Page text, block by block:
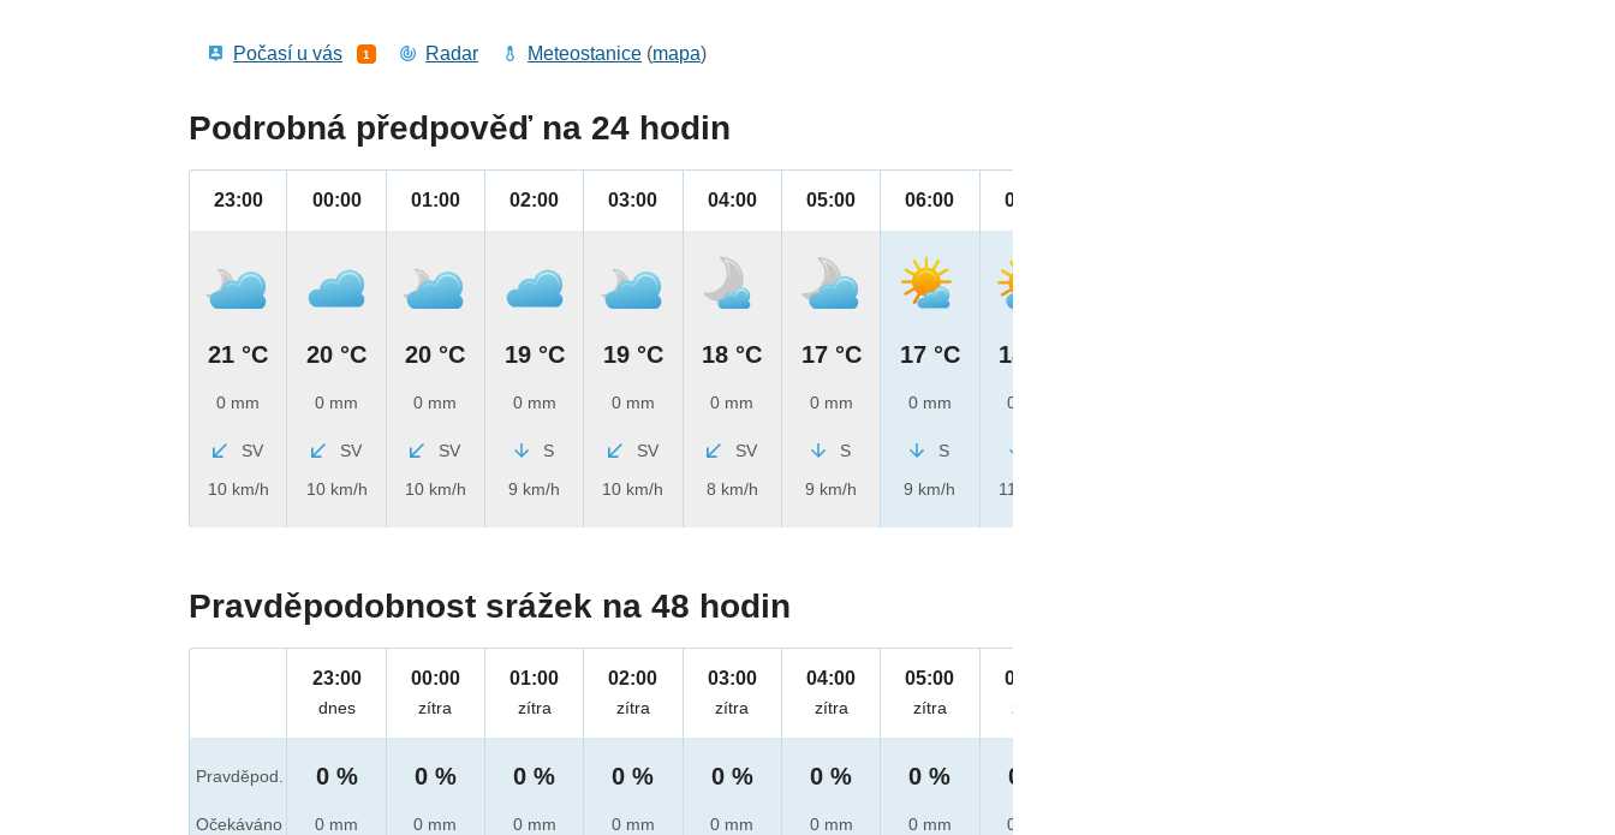
Počasí u vás 1 Radar Meteostanice (mapa)
Podrobná předpověď na 24 hodin
23:00
21 °C
0 mm
SV
10 km/h
00:00
20 °C
0 mm
SV
10 km/h
01:00
20 °C
0 mm
SV
10 km/h
02:00
19 °C
0 mm
S
9 km/h
03:00
19 °C
0 mm
SV
10 km/h
04:00
18 °C
0 mm
SV
8 km/h
05:00
17 °C
0 mm
S
9 km/h
06:00
17 °C
0 mm
S
9 km/h
07:00
18 °C
0 mm
11 km/h
Pravděpodobnost srážek na 48 hodin
Pravděpod.
Očekáváno
23:00
dnes
0 %
0 mm
00:00
zítra
0 %
0 mm
01:00
zítra
0 %
0 mm
02:00
zítra
0 %
0 mm
03:00
zítra
0 %
0 mm
04:00
zítra
0 %
0 mm
05:00
zítra
0 %
0 mm
06:00
zítra
0 %
0 mm